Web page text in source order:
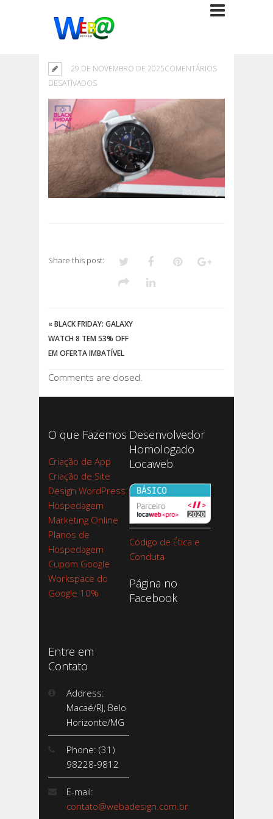
29 DE NOVEMBRO DE 2025COMENTÁRIOS
DESATIVADOSEM
Share this post:
«BLACK FRIDAY: GALAXY
WATCH 8 TEM 53% OFF
EM OFERTA IMBATÍVEL
Comments are closed.
O que Fazemos
Criação de App
Criação de Site
Design WordPress
Hospedagem
Marketing Online
Planos de
Hospedagem
Cupom Google
Workspace do
Google 10%
Desenvolvedor
Homologado
Locaweb
Código de Ética e
Conduta
Página no
Facebook
Entre em
Contato
Address:
Macaé/RJ, Belo
Horizonte/MG
Phone: (31)
98228-9812
E-mail:
contato@webadesign.com.br